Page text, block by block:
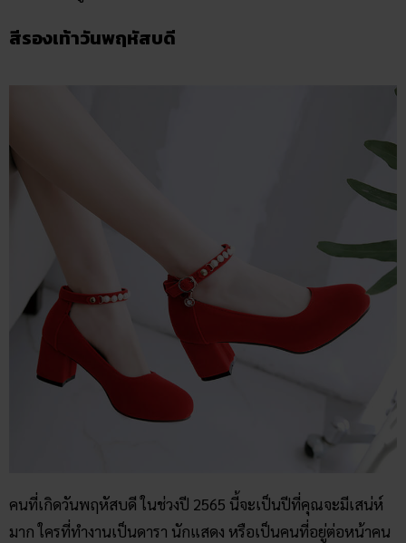
สีรองเท้าวันพฤหัสบดี
คนที่เกิดวันพฤหัสบดี ในช่วงปี 2565 นี้จะเป็นปีที่คุณจะมีเสน่ห์
มาก ใครที่ทำงานเป็นดารา นักแสดง หรือเป็นคนที่อยู่ต่อหน้าคน